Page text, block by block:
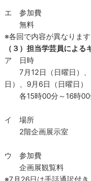
エ 参加費
無料
※各回で内容が異なります
（３）担当学芸員による
ア 日時
7月12日（日曜日）、
日）、9月6日（日曜日）
各15時00分～16時00
イ 場所
2階企画展示室
ウ 参加費
企画展観覧料